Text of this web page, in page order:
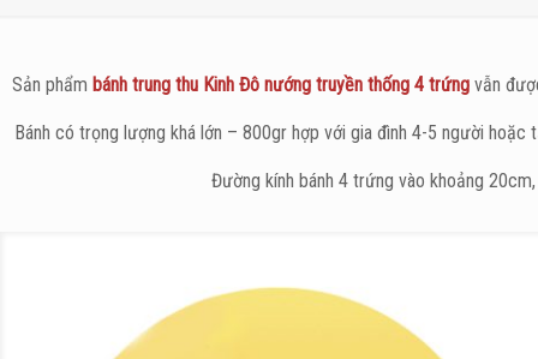
Sản phẩm bánh trung thu Kinh Đô nướng truyền thống 4 trứngvẫn
Bánh có trọng lượng khá lớn – 800gr hợp với gia đình 4-5 người hoặc
Đường kính bánh 4 trứng vào khoảng